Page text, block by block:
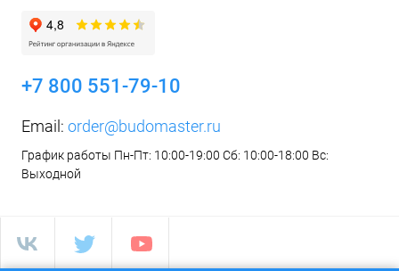
+7 800 551-79-10
Email: order@budomaster.ru
График работы Пн-Пт: 10:00-19:00 Сб: 10:00-18:00 Вс:
Выходной